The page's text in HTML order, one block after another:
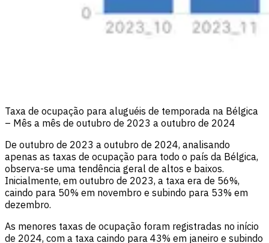
Taxa de ocupação para aluguéis de temporada na Bélgica
– Mês a mês de outubro de 2023 a outubro de 2024
De outubro de 2023 a outubro de 2024, analisando
apenas as taxas de ocupação para todo o país da Bélgica,
observa-se uma tendência geral de altos e baixos.
Inicialmente, em outubro de 2023, a taxa era de 56%,
caindo para 50% em novembro e subindo para 53% em
dezembro.
As menores taxas de ocupação foram registradas no início
de 2024, com a taxa caindo para 43% em janeiro e subindo